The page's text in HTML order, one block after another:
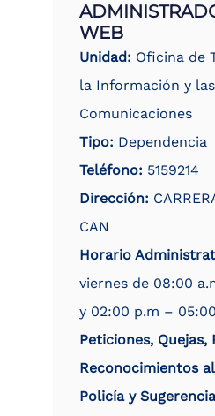
WEB
Unidad: Oficina de
la Información y las
Comunicaciones
Tipo: Dependencia
Teléfono: 5159214
Dirección:
CAN
Horario
viernes de 08:00
y 02:00 p.m –
Peticiones, Quejas,
Reconocimientos
Policía y